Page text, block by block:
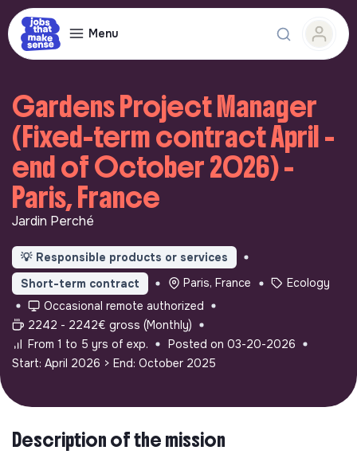
Menu
Gardens Project Manager
(Fixed-term contract April -
end of October 2026) -
Paris, France
Jardin Perché
💡 Responsible products or services
Short-term contract
Paris, France
Ecology
Occasional remote authorized
2242 - 2242€ gross (Monthly)
From 1 to 5 yrs of exp.
Posted on 03-20-2026
Start: April 2026 > End: October 2025
Description of the mission